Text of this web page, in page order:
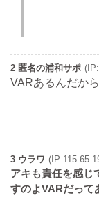
2 匿名の浦和サポ
VARあるんだか
3 ウラワ
アキも責任を感じ
すのよVARだって